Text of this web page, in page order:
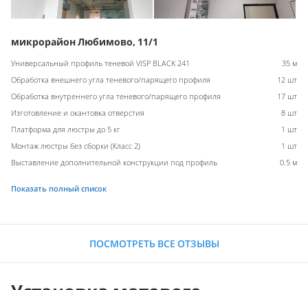
микрорайон Любимово, 11/1
Универсальный профиль теневой VISP BLACK 241
35 м
Обработка внешнего угла теневого/парящего профиля
12 шт
Обработка внутреннего угла теневого/парящего профиля
17 шт
Изготовление и окантовка отверстия
8 шт
Платформа для люстры до 5 кг
1 шт
Монтаж люстры без сборки (Класс 2)
1 шт
Выставление дополнительной конструкции под профиль
0.5 м
Показать полный список
ПОСМОТРЕТЬ ВСЕ ОТЗЫВЫ